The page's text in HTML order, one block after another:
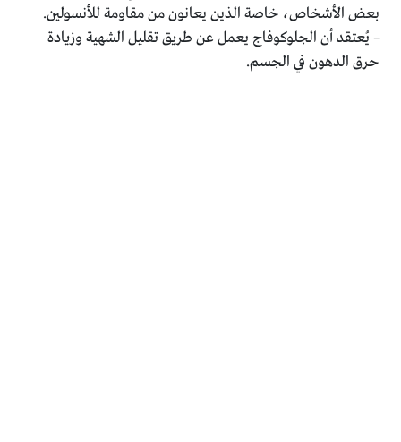
بعض الأشخاص، خاصة الذين يعانون من مقاومة للأنسولين.
– يُعتقد أن الجلوكوفاج يعمل عن طريق تقليل الشهية وزيادة
حرق الدهون في الجسم.